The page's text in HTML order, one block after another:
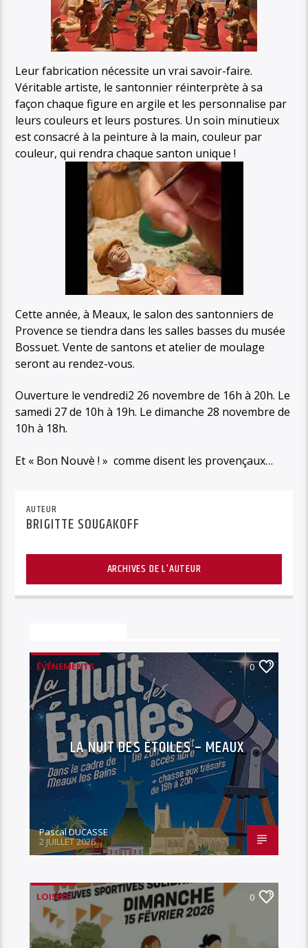
Leur fabrication nécessite un vrai savoir-faire.
Véritable artiste, le santonnier réinterprète à sa
façon chaque figure en argile et les personnalise par
leurs couleurs et leurs postures. Un soin minutieux
est consacré à la peinture à la main, couleur par
couleur, qui rendra chaque santon unique !
Cette année, à Meaux, le salon des santonniers de
Provence se tiendra dans les salles basses du musée
Bossuet. Vente de santons et atelier de moulage
seront au rendez-vous.
Ouverture le vendredi2 26 novembre de 16h à 20h. Le
samedi 27 de 10h à 19h. Le dimanche 28 novembre de
10h à 18h.
Et « Bon Nouvè ! » comme disent les provençaux…
AUTEUR
BRIGITTE SOUGAKOFF
ARCHIVES DE L'AUTEUR
ÉVÉNEMENTS 0
LA NUIT DES ÉTOILES – MEAUX
Pascal DUCASSE
2 JUILLET 2026
LOISIRS 0